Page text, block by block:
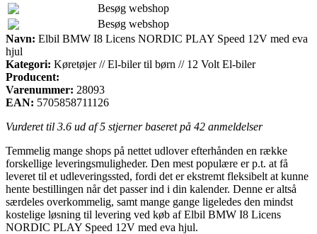
Besøg webshop
Besøg webshop
Navn: Elbil BMW I8 Licens NORDIC PLAY Speed 12V med eva
hjul
Kategori: Køretøjer // El-biler til børn // 12 Volt El-biler
Producent:
Varenummer: 28093
EAN: 5705858711126
Vurderet til 3.6 ud af 5 stjerner baseret på 42 anmeldelser
Temmelig mange shops på nettet udlover efterhånden en række
forskellige leveringsmuligheder. Den mest populære er p.t. at få
leveret til et udleveringssted, fordi det er ekstremt fleksibelt at kunne
hente bestillingen når det passer ind i din kalender. Denne er altså
særdeles overkommelig, samt mange gange ligeledes den mindst
kostelige løsning til levering ved køb af Elbil BMW I8 Licens
NORDIC PLAY Speed 12V med eva hjul.